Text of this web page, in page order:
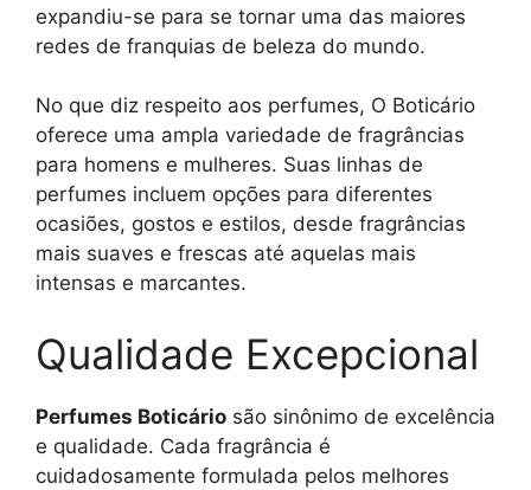
expandiu-se para se tornar uma das maiores
redes de franquias de beleza do mundo.
No que diz respeito aos perfumes, O Boticário
oferece uma ampla variedade de fragrâncias
para homens e mulheres. Suas linhas de
perfumes incluem opções para diferentes
ocasiões, gostos e estilos, desde fragrâncias
mais suaves e frescas até aquelas mais
intensas e marcantes.
Qualidade Excepcional
Perfumes Boticário são sinônimo de excelência
e qualidade. Cada fragrância é
cuidadosamente formulada pelos melhores